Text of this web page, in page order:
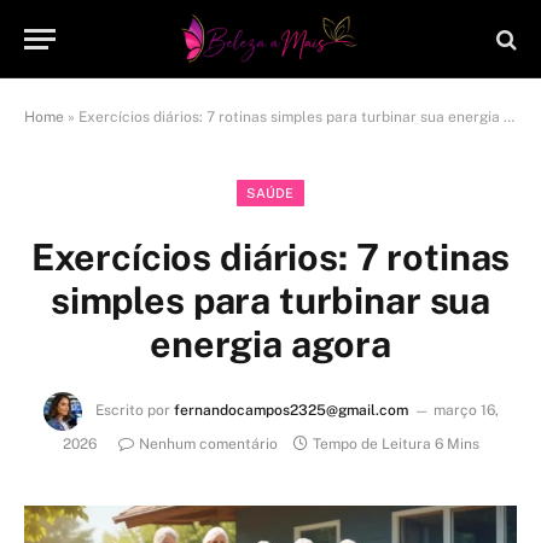
Home » Exercícios diários: 7 rotinas simples para turbinar sua energia agora
SAÚDE
Exercícios diários: 7 rotinas
simples para turbinar sua
energia agora
Escrito por fernandocampos2325@gmail.com
março 16,
2026
Nenhum comentário Tempo de Leitura 6 Mins